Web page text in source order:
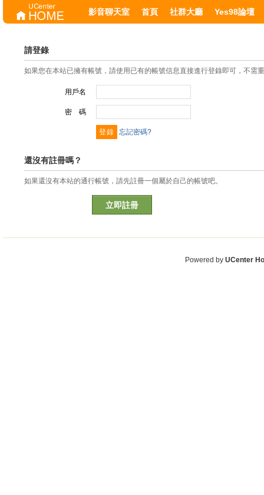
影音聊天室 首頁 社群大廳 Yes98論壇
請登錄
如果您在本站已擁有帳號，請使用已有的帳號信息直接進行登錄即可，不需
用戶名
密 碼
忘記密碼?
還沒有註冊嗎？
如果還沒有本站的通行帳號，請先註冊一個屬於自己的帳號吧。
立即註冊
Powered by UCenter